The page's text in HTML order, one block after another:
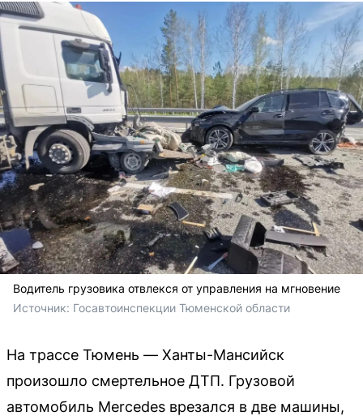
Водитель грузовика отвлекся от управления на мгновение
Источник: Госавтоинспекции Тюменской области
На трассе Тюмень — Ханты-Мансийск
произошло смертельное ДТП. Грузовой
автомобиль Mercedes врезался в две машины,